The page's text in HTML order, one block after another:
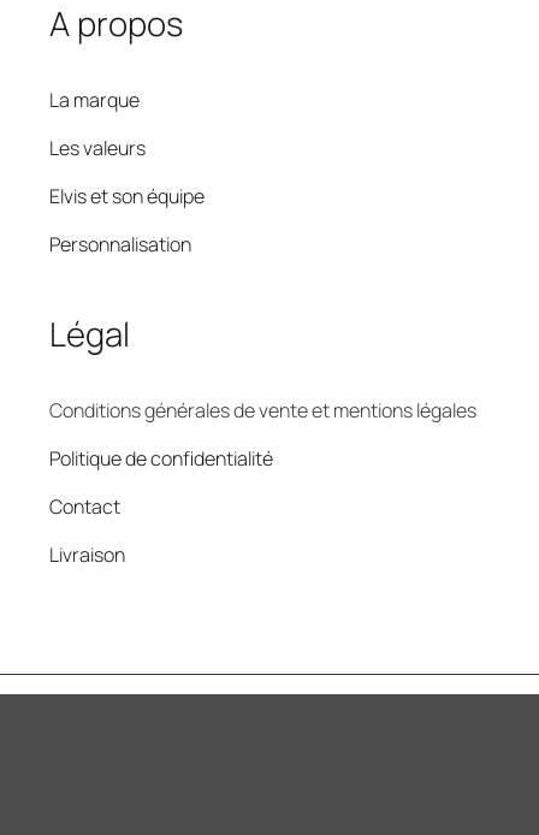
A propos
La marque
Les valeurs
Elvis et son équipe
Personnalisation
Légal
Conditions générales de vente et mentions légales
Politique de confidentialité
Contact
Livraison